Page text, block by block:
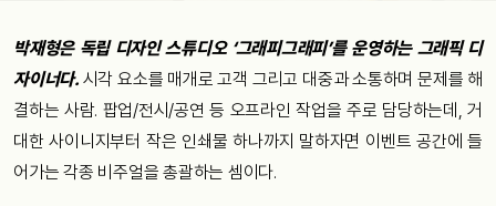
박재형은 독립 디자인 스튜디오 ‘그래피그래피’를 운영하는 그래픽 디
자이너다. 시각 요소를 매개로 고객 그리고 대중과 소통하며 문제를 해
결하는 사람. 팝업/전시/공연 등 오프라인 작업을 주로 담당하는데, 거
대한 사이니지부터 작은 인쇄물 하나까지 말하자면 이벤트 공간에 들
어가는 각종 비주얼을 총괄하는 셈이다.